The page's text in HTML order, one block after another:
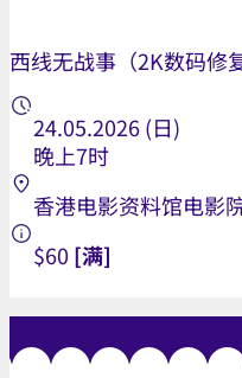
西线无战事（2K数码修
24.05.2026 (日)
晚上7时
香港电影资料馆电影
$60 [满]